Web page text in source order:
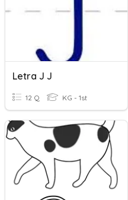
Letra J J
12 Q KG - 1st